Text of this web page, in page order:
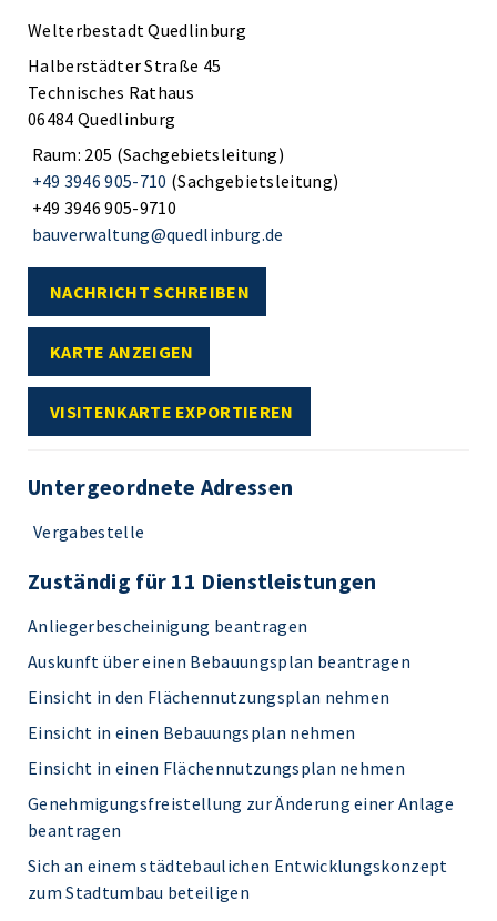
Welterbestadt Quedlinburg
Halberstädter Straße 45
Technisches Rathaus
06484 Quedlinburg
Raum: 205 (Sachgebietsleitung)
+49 3946 905-710 (Sachgebietsleitung)
+49 3946 905-9710
bauverwaltung@quedlinburg.de
NACHRICHT SCHREIBEN
KARTE ANZEIGEN
VISITENKARTE EXPORTIEREN
Untergeordnete Adressen
Vergabestelle
Zuständig für 11 Dienstleistungen
Anliegerbescheinigung beantragen
Auskunft über einen Bebauungsplan beantragen
Einsicht in den Flächennutzungsplan nehmen
Einsicht in einen Bebauungsplan nehmen
Einsicht in einen Flächennutzungsplan nehmen
Genehmigungsfreistellung zur Änderung einer Anlage
beantragen
Sich an einem städtebaulichen Entwicklungskonzept
zum Stadtumbau beteiligen